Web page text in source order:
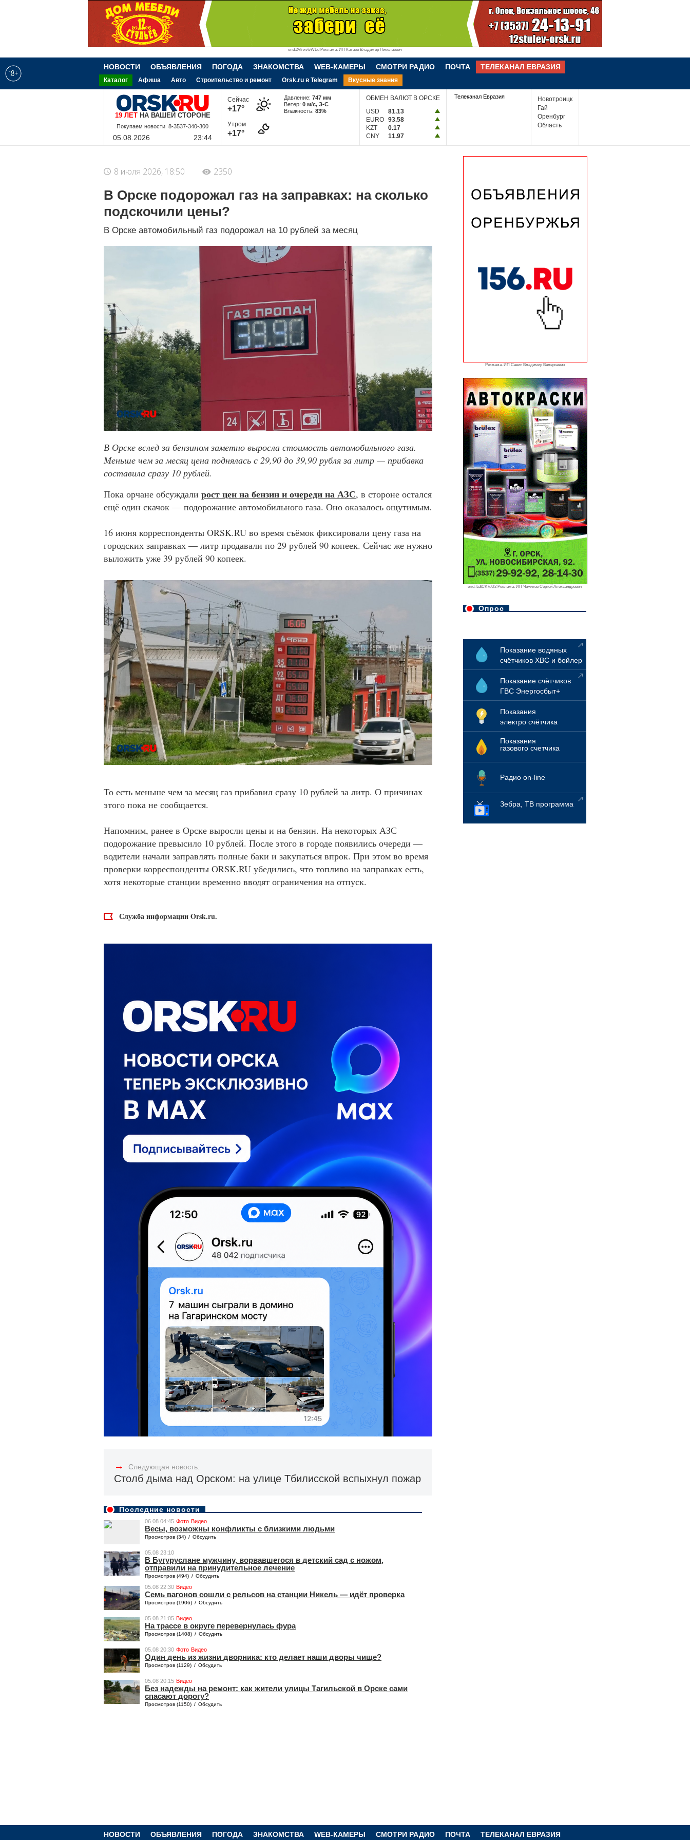
erid:2VfnxvtvWEd Реклама. ИП Катаев Владимир Николаевич
НОВОСТИ ОБЪЯВЛЕНИЯ ПОГОДА ЗНАКОМСТВА WEB-КАМЕРЫ СМОТРИ РАДИО ПОЧТА ТЕЛЕКАНАЛ ЕВРАЗИЯ
Каталог Афиша Авто Строительство и ремонт Orsk.ru в Telegram Вкусные знания
19 ЛЕТНА ВАШЕЙ СТОРОНЕ
8-9-228-340-300
Сейчас
+17°
Утром
+17°
Давление:747 мм
Ветер:0 м/c, З-С
Влажность:83%
ОБМЕН ВАЛЮТ В ОРСКЕ
USD
81.13
EURO 93.58
KZT
0.17
CNY
11.97
Телеканал Евразия
Новотроицк
Гай
Оренбург
Область
Реклама. ИП Савин Владимир Валерьевич
erid: LdtCK7uU2 Реклама. ИП Чижиков Сергей Александрович
Опрос
Показание водяных
счётчиков ХВС и бойлер
Показание счётчиков
ГВС Энергосбыт+
Показания
электро счётчика
Показания
газового счетчика
Радио on-line
Зебра, ТВ программа
8 июля 2026, 18:50 2350
В Орске подорожал газ на заправках: на сколько
подскочили цены?
В Орске автомобильный газ подорожал на 10 рублей за месяц
В Орске вслед за бензином заметно выросла стоимость автомобильного газа.
Меньше чем за месяц цена поднялась с 29,90 до 39,90 рубля за литр — прибавка
составила сразу 10 рублей.
Пока орчане обсуждали рост цен на бензин и очереди на АЗС, в стороне остался
ещё один скачок — подорожание автомобильного газа. Оно оказалось ощутимым.
16 июня корреспонденты ORSK.RU во время съёмок фиксировали цену газа на
городских заправках — литр продавали по 29 рублей 90 копеек. Сейчас же нужно
выложить уже 39 рублей 90 копеек.
То есть меньше чем за месяц газ прибавил сразу 10 рублей за литр. О причинах
этого пока не сообщается.
Напомним, ранее в Орске выросли цены и на бензин. На некоторых АЗС
подорожание превысило 10 рублей. После этого в городе появились очереди —
водители начали заправлять полные баки и закупаться впрок. При этом во время
проверки корреспонденты ORSK.RU убедились, что топливо на заправках есть,
хотя некоторые станции временно вводят ограничения на отпуск.
Служба информации Orsk.ru.
→ Следующая новость:
Столб дыма над Орском: на улице Тбилисской вспыхнул пожар
Последние новости
06.08 04:45 Фото Видео
Весы, возможны конфликты с близкими людьми
Просмотров (34) / Обсудить
05.08 23:10
В Бугуруслане мужчину, ворвавшегося в детский сад с ножом,
отправили на принудительное лечение
Просмотров (494) / Обсудить
05.08 22:30 Видео
Семь вагонов сошли с рельсов на станции Никель — идёт проверка
Просмотров (1906) / Обсудить
05.08 21:05 Видео
На трассе в округе перевернулась фура
Просмотров (1408) / Обсудить
05.08 20:30 Фото Видео
Один день из жизни дворника: кто делает наши дворы чище?
Просмотров (1129) / Обсудить
05.08 20:15 Видео
Без надежды на ремонт: как жители улицы Тагильской в Орске сами
спасают дорогу?
Просмотров (1150) / Обсудить
НОВОСТИ ОБЪЯВЛЕНИЯ ПОГОДА ЗНАКОМСТВА WEB-КАМЕРЫ СМОТРИ РАДИО ПОЧТА ТЕЛЕКАНАЛ ЕВРАЗИЯ